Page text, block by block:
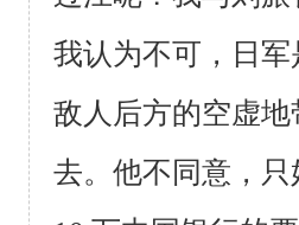
我认为不可，日
敌人后方的空虚
去。他不同意，